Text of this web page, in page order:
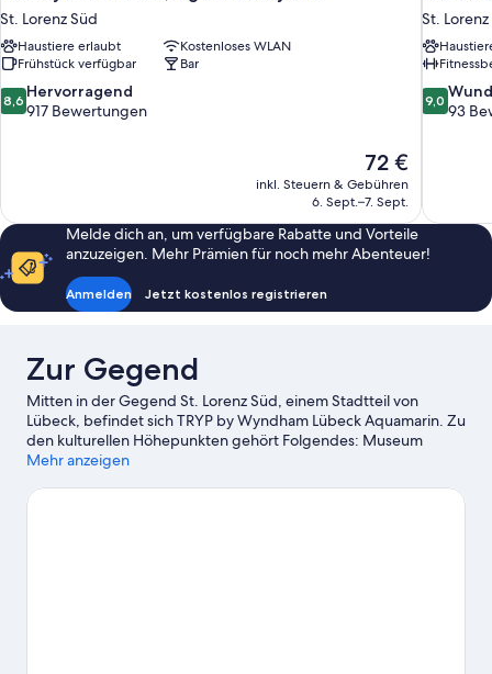
St. Lorenz Süd
Haustiere erlaubt
Kostenloses WLAN
Frühstück verfügbar
Bar
8.6
von
8,6 Hervorragend
917 Bewertungen
Der
Preis
beträgt
72 €
inkl. Steuern & Gebühren
6. Sept.–7. Sept.
St.
9.0
von
9,0
93
Melde dich an, um verfügbare Rabatte und Vorteile
anzuzeigen. Mehr Prämien für noch mehr Abenteuer!
Anmelden Jetzt kostenlos registrieren
Zur Gegend
Mitten in der Gegend St. Lorenz Süd, einem Stadtteil von
Lübeck, befindet sich TRYP by Wyndham Lübeck Aquamarin. Zu
den kulturellen Höhepunkten gehört Folgendes: Museum
Holstentor und TheaterFigurenMuseum. Darüber hinaus bietet
Petrikirche. Ebenfalls einen Besuch wert sind diese beiden
Mehr anzeigen